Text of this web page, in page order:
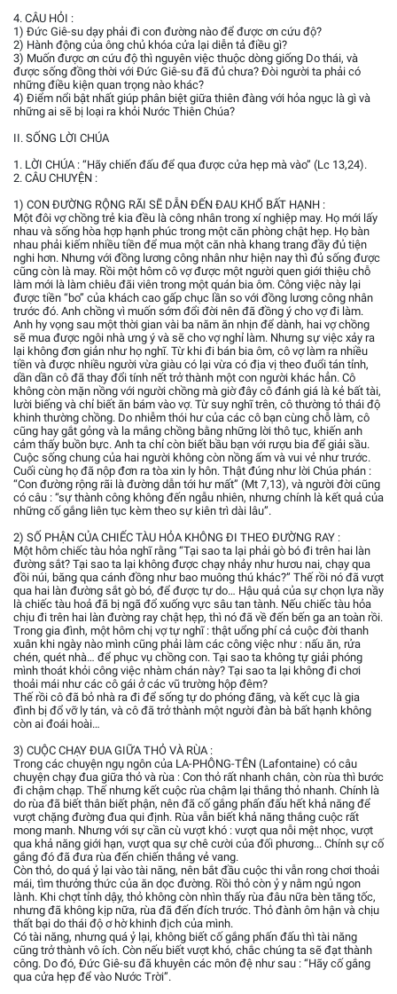
4. CÂU HỎI :
1) Đức Giê-su dạy phải đi con đường nào để được ơn cứu độ?
2) Hành động của ông chủ khóa cửa lại diễn tả điều gì?
3) Muốn được ơn cứu độ thì nguyên việc thuộc dòng giống Do thái, và
được sống đồng thời với Đức Giê-su đã đủ chưa? Đòi người ta phải có
những điều kiện quan trọng nào khác?
4) Điểm nổi bật nhất giúp phân biệt giữa thiên đàng với hỏa ngục là gì và
những ai sẽ bị loại ra khỏi Nước Thiên Chúa?
II. SỐNG LỜI CHÚA
1. LỜI CHÚA : “Hãy chiến đấu để qua được cửa hẹp mà vào” (Lc 13,24).
2. CÂU CHUYỆN :
1) CON ĐƯỜNG RỘNG RÃI SẼ DẪN ĐẾN ĐAU KHỔ BẤT HẠNH :
Một đôi vợ chồng trẻ kia đều là công nhân trong xí nghiệp may. Họ mới lấy
nhau và sống hòa hợp hạnh phúc trong một căn phòng chật hẹp. Họ bàn
nhau phải kiếm nhiều tiền để mua một căn nhà khang trang đầy đủ tiện
nghi hơn. Nhưng với đồng lương công nhân như hiện nay thì đủ sống được
cũng còn là may. Rồi một hôm cô vợ được một người quen giới thiệu chỗ
làm mới là làm chiêu đãi viên trong một quán bia ôm. Công việc này lại
được tiền “bo” của khách cao gấp chục lần so với đồng lương công nhân
trước đó. Anh chồng vì muốn sớm đổi đời nên đã đồng ý cho vợ đi làm.
Anh hy vọng sau một thời gian vài ba năm ăn nhịn để dành, hai vợ chồng
sẽ mua được ngôi nhà ưng ý và sẽ cho vợ nghỉ làm. Nhưng sự việc xảy ra
lại không đơn giản như họ nghĩ. Từ khi đi bán bia ôm, cô vợ làm ra nhiều
tiền và được nhiều người vừa giàu có lại vừa có địa vị theo đuổi tán tỉnh,
dần dần cô đã thay đổi tính nết trở thành một con người khác hẳn. Cô
không còn mặn nồng với người chồng mà giờ đây cô đánh giá là kẻ bất tài,
lười biếng và chỉ biết ăn bám vào vợ. Từ suy nghĩ trên, cô thường tỏ thái độ
khinh thường chồng. Do nhiễm thói hư của các cô bạn cùng chỗ làm, cô
cũng hay gắt gỏng và la mắng chồng bằng những lời thô tục, khiến anh
cảm thấy buồn bực. Anh ta chỉ còn biết bầu bạn với rượu bia để giải sầu.
Cuộc sống chung của hai người không còn nồng ấm và vui vẻ như trước.
Cuối cùng họ đã nộp đơn ra tòa xin ly hôn. Thật đúng như lời Chúa phán :
“Con đường rộng rãi là đường dẫn tới hư mất” (Mt 7,13), và người đời cũng
có câu : “sự thành công không đến ngẫu nhiên, nhưng chính là kết quả của
những cố gắng liên tục kèm theo sự kiên trì dài lâu”.
2) SỐ PHẬN CỦA CHIẾC TÀU HỎA KHÔNG ĐI THEO ĐƯỜNG RAY :
Một hôm chiếc tàu hỏa nghĩ rằng “Tại sao ta lại phải gò bó đi trên hai làn
đường sắt? Tại sao ta lại không được chạy nhảy như hươu nai, chạy qua
đồi núi, băng qua cánh đồng như bao muông thú khác?” Thế rồi nó đã vượt
qua hai làn đường sắt gò bó, để được tự do… Hậu quả của sự chọn lựa nầy
là chiếc tàu hoả đã bị ngã đổ xuống vực sâu tan tành. Nếu chiếc tàu hỏa
chịu đi trên hai làn đường ray chật hẹp, thì nó đã về đến bến ga an toàn rồi.
Trong gia đình, một hôm chị vợ tự nghĩ : thật uổng phí cả cuộc đời thanh
xuân khi ngày nào mình cũng phải làm các công việc như : nấu ăn, rửa
chén, quét nhà… để phục vụ chồng con. Tại sao ta không tự giải phóng
mình thoát khỏi công việc nhàm chán này? Tại sao ta lại không đi chơi
thoải mái như các cô gái ở các vũ trường hộp đêm?
Thế rồi cô đã bỏ nhà ra đi để sống tự do phóng đãng, và kết cục là gia
đình bị đổ vỡ ly tán, và cô đã trở thành một người đàn bà bất hạnh không
còn ai đoái hoài…
3) CUỘC CHẠY ĐUA GIỮA THỎ VÀ RÙA :
Trong các chuyện ngụ ngôn của LA-PHÔNG-TÊN (Lafontaine) có câu
chuyện chạy đua giữa thỏ và rùa : Con thỏ rất nhanh chân, còn rùa thì bước
đi chậm chạp. Thế nhưng kết cuộc rùa chậm lại thắng thỏ nhanh. Chính là
do rùa đã biết thân biết phận, nên đã cố gắng phấn đấu hết khả năng để
vượt chặng đường đua qui định. Rùa vẫn biết khả năng thắng cuộc rất
mong manh. Nhưng với sự cần cù vượt khó : vượt qua nỗi mệt nhọc, vượt
qua khả năng giới hạn, vượt qua sự chê cười của đối phương... Chính sự cố
gắng đó đã đưa rùa đến chiến thắng vẻ vang.
Còn thỏ, do quá ỷ lại vào tài năng, nên bắt đầu cuộc thi vẫn rong chơi thoải
mái, tìm thưởng thức của ăn dọc đường. Rồi thỏ còn ỷ y nằm ngủ ngon
lành. Khi chợt tỉnh dậy, thỏ không còn nhìn thấy rùa đâu nữa bèn tăng tốc,
nhưng đã không kịp nữa, rùa đã đến đích trước. Thỏ đành ôm hận và chịu
thất bại do thái độ ơ hờ khinh địch của mình.
Có tài năng, nhưng quá ỷ lại, không biết cố gắng phấn đấu thì tài năng
cũng trở thành vô ích. Còn nếu biết vượt khó, chắc chúng ta sẽ đạt thành
công. Do đó, Đức Giê-su đã khuyên các môn đệ như sau : “Hãy cố gắng
qua cửa hẹp để vào Nước Trời”.